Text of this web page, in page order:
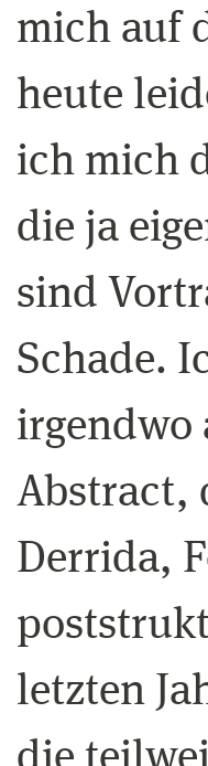
mich auf
heute
ich mich
die ja
sind
Schade.
irgendwo
Abstract,
Derrida,
letzten